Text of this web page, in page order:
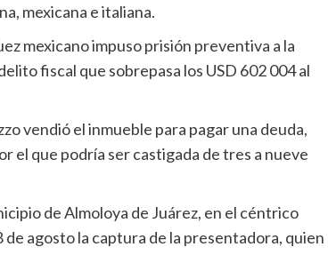
mexicana e italiana.
mexicano impuso prisión preventiva a la
fiscal que sobrepasa los USD 602 004 al
vendió el inmueble para pagar una deuda,
el que podría ser castigada de tres a nueve
de Almoloya de Juárez, en el céntrico
agosto la captura de la presentadora, quien